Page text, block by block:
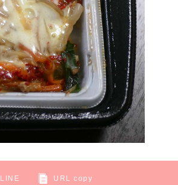
LINE URL copy